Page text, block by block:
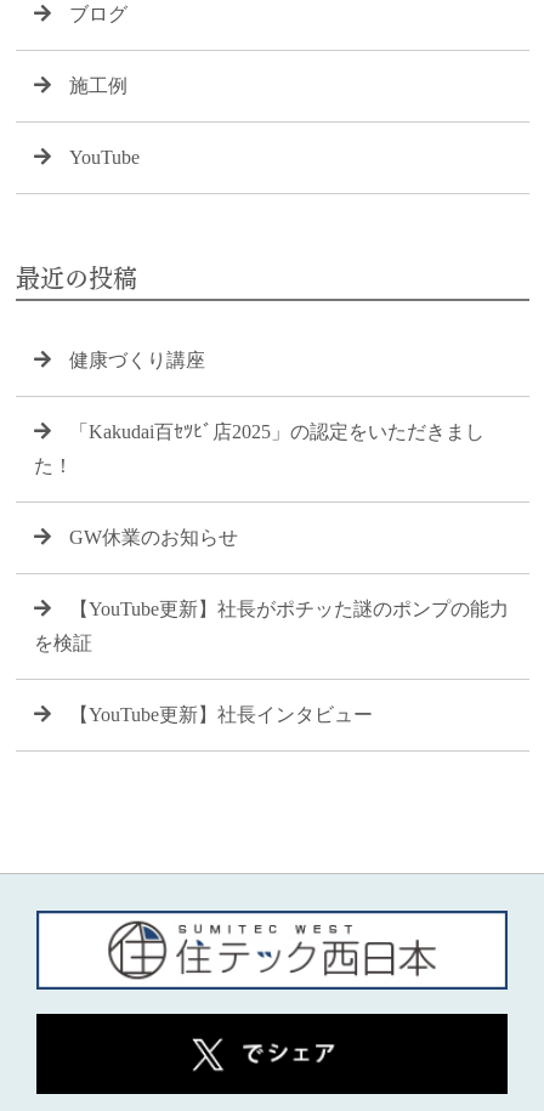
ブログ
施工例
YouTube
最近の投稿
健康づくり講座
「Kakudai百ｾﾂﾋﾞ店2025」の認定をいただきまし
た！
GW休業のお知らせ
【YouTube更新】社長がポチッた謎のポンプの能力
を検証
【YouTube更新】社長インタビュー